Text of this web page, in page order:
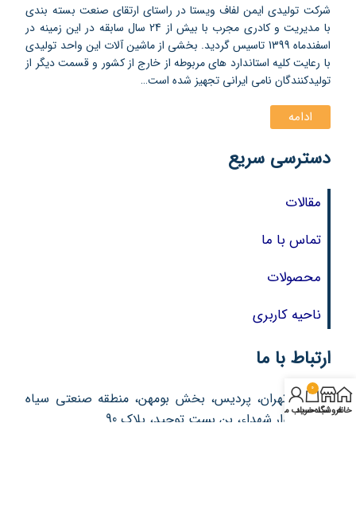
شرکت تولیدی ایمن لفاف ویستا در راستای ارتقای صنعت بسته بندی
با مدیریت و کادری مجرب با بیش از 24 سال سابقه در این زمینه در
اسفندماه 1399 تاسیس گردید. بخشی از ماشین آلات این واحد تولیدی
با رعایت کلیه استاندارد های مربوطه از خارج از کشور و قسمت دیگر از
تولیدکنندگان نامی ایرانی تجهیز شده است…
ادامه
دسترسی سریع
مقالات
تماس با ما
محصولات
ناحیه کاربری
ارتباط با ما
آدرس : تهران، پردیس، بخش بومهن، منطقه صنعتی سیاه
سنگ، بلوار شهداء، بن بست توحید، پلاک 90 خانهفروشگاه
0
سبد خرید
حساب من